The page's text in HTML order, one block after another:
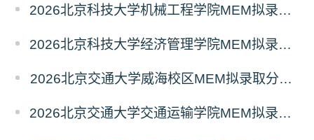
2026北京科技大学机械工程学院MEM拟录取分析解读
2026北京科技大学经济管理学院MEM拟录取分析解读
2026北京交通大学威海校区MEM拟录取分析解读
2026北京交通大学交通运输学院MEM拟录取分析解读